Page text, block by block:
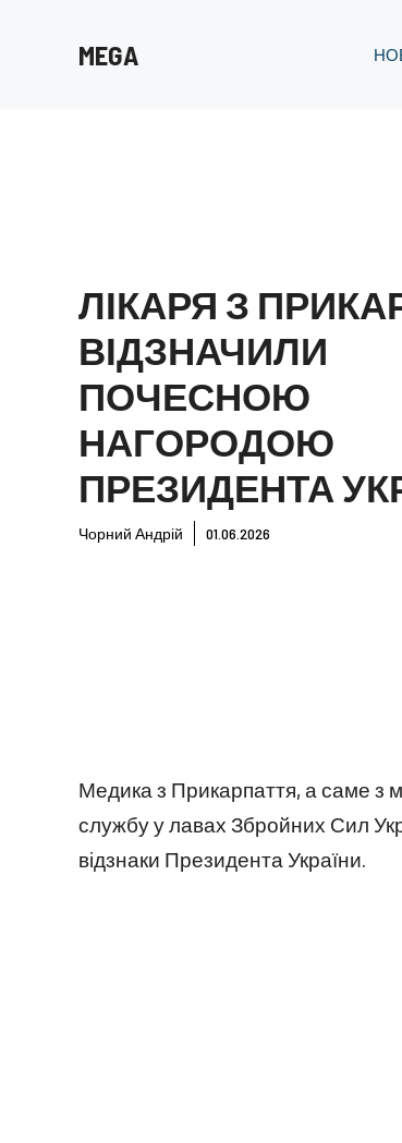
MEGA
ЛІКАРЯ З
ВІДЗНАЧИЛИ
ПОЧЕСНОЮ
НАГОРОДОЮ
ПРЕЗИДЕНТА
Чорний Андрій 01.06.2026
Медика з Прикарпаття, а саме з
службу у лавах Збройних Сил
відзнаки Президента України.